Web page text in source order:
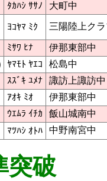
ﾀｶﾊｼ ｻｻﾉ 大町中
ﾖｺﾔﾏ ﾐｸ 三陽陸上ク
ﾐｻﾜ ﾋﾅ
伊那東部中
ﾔﾏﾓﾄ ﾔｴｺ
松島中
ｽｽﾞｷ ﾕﾒﾅ
諏訪上諏訪中
ｱｵｷ ﾐｵ
伊那東部中
ｳｴﾑﾗ ｲﾁｶ
飯山城南中
ﾏﾂﾊｼ ｵﾄﾊ 中野南宮中
突破